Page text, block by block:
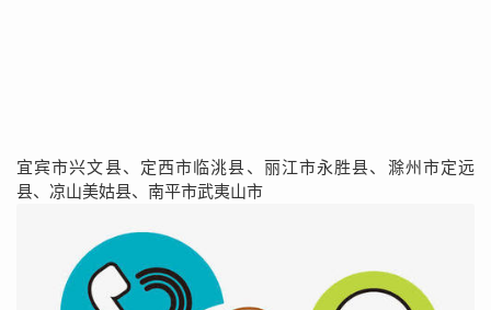
宜宾市兴文县、定西市临洮县、丽江市永胜县、滁州市定远
县、凉山美姑县、南平市武夷山市